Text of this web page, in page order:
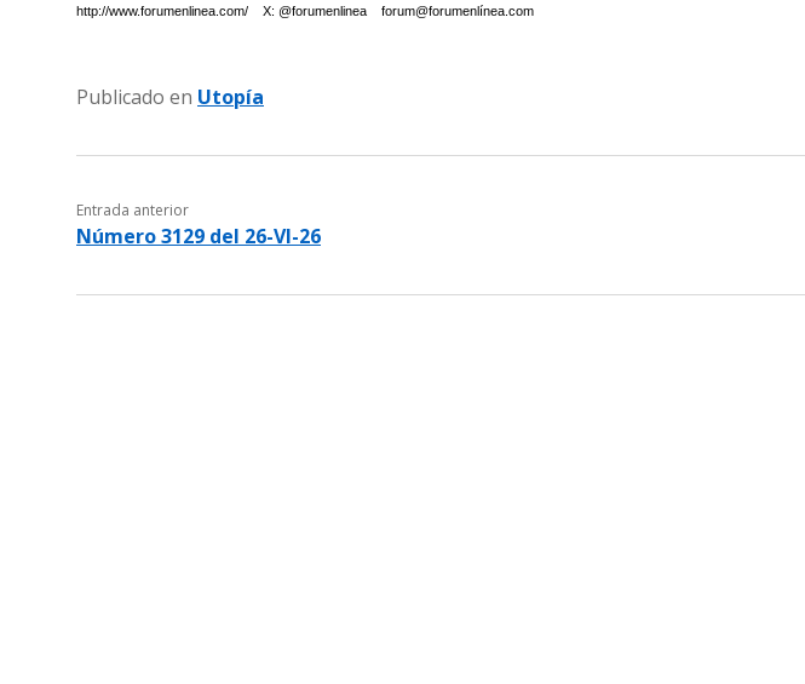
http://www.forumenlinea.com/ X: @forumenlinea forum@forumenlínea.com
Publicado en Utopía
Entrada anterior
Número 3129 del 26-VI-26